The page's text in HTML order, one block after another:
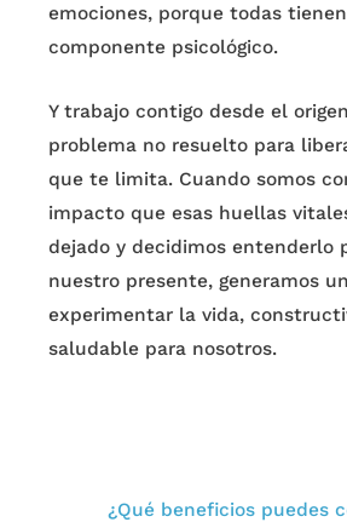
emociones, porque todas
componente psicológico.
Y trabajo contigo desde el
problema no resuelto para
que te limita. Cuando somos
impacto que esas huellas
dejado y decidimos entenderlo
nuestro presente, generamos
experimentar la vida,
saludable para nosotros.
¿Qué beneficios puedes